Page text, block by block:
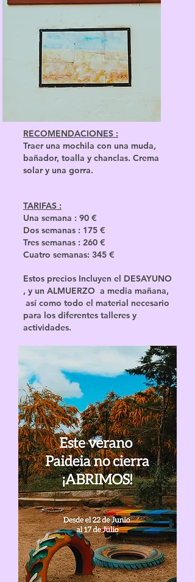
RECOMENDACIONES :
Traer una mochila con una muda,
bañador, toalla y chanclas. Crema
solar y una gorra.
TARIFAS :
Una semana : 90 €
Dos semanas : 175 €
Tres semanas : 260 €
Cuatro semanas: 345 €
Estos precios Incluyen el DESAYUNO
, y un ALMUERZO a media mañana,
así como todo el material necesario
para los diferentes talleres y
actividades.